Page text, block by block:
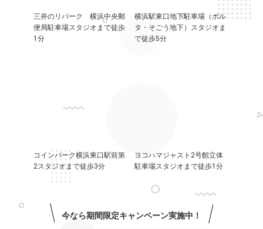
三井のリパーク 横浜中央郵
便局駐車場スタジオまで徒歩
1分
横浜駅東口地下駐車場（ポル
タ・そごう地下）スタジオま
で徒歩5分
コインパーク横浜東口駅前第
2スタジオまで徒歩3分
ヨコハマジャスト2号館立体
駐車場スタジオまで徒歩1分
今なら期間限定キャンペーン実施中！